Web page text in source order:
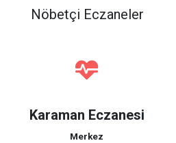
Nöbetçi Eczaneler
Karaman Eczanesi
Merkez